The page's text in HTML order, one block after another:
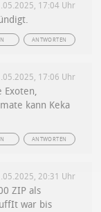
17:04 Uhr
ANTWORTEN
17:06 Uhr
Exoten,
kann Keka
ANTWORTEN
20:31 Uhr
ZIP als
war bis